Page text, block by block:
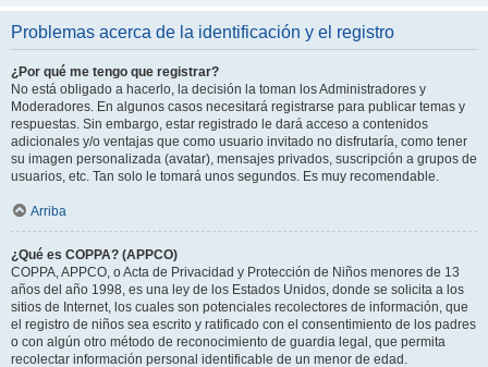
Problemas acerca de la identificación y el registro
¿Por qué me tengo que registrar?
No está obligado a hacerlo, la decisión la toman los Administradores y
Moderadores. En algunos casos necesitará registrarse para publicar temas y
respuestas. Sin embargo, estar registrado le dará acceso a contenidos
adicionales y/o ventajas que como usuario invitado no disfrutaría, como tener
su imagen personalizada (avatar), mensajes privados, suscripción a grupos de
usuarios, etc. Tan solo le tomará unos segundos. Es muy recomendable.
Arriba
¿Qué es COPPA? (APPCO)
COPPA, APPCO, o Acta de Privacidad y Protección de Niños menores de 13
años del año 1998, es una ley de los Estados Unidos, donde se solicita a los
sitios de Internet, los cuales son potenciales recolectores de información, que
el registro de niños sea escrito y ratificado con el consentimiento de los padres
o con algún otro método de reconocimiento de guardia legal, que permita
recolectar información personal identificable de un menor de edad.